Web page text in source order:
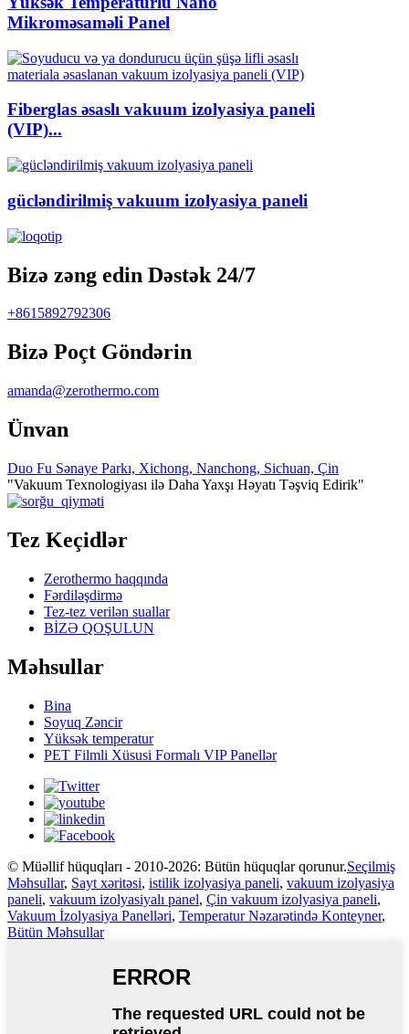
Mikroməsaməli Panel
Fiberglas əsaslı vakuum izolyasiya paneli
(VIP)...
gücləndirilmiş vakuum izolyasiya paneli
Bizə zəng edin Dəstək 24/7
+8615892792306
Bizə Poçt Göndərin
amanda@zerothermo.com
Ünvan
Duo Fu Sənaye Parkı, Xichong, Nanchong, Sichuan, Çin
"Vakuum Texnologiyası ilə Daha Yaxşı Həyatı Təşviq Edirik"
Tez Keçidlər
Zerothermo haqqında
Fərdiləşdirmə
Tez-tez verilən suallar
BİZƏ QOŞULUN
Məhsullar
Bina
Soyuq Zəncir
Yüksək temperatur
PET Filmli Xüsusi Formalı VIP Panellər
© Müəllif hüquqları - 2010-2026: Bütün hüquqlar qorunur.Seçilmiş
Məhsullar, Sayt xəritəsi, istilik izolyasiya paneli, vakuum izolyasiya
paneli, vakuum izolyasiyalı panel, Çin vakuum izolyasiya paneli,
Vakuum İzolyasiya Panelləri, Temperatur Nəzarətində Konteyner,
Bütün Məhsullar